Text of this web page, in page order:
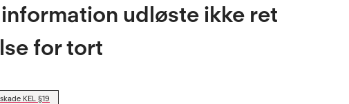
udløste ikke ret
for tort
KEL §19